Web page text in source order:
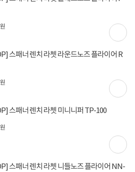
원
스패너 렌치 라쳇 라운드노즈 플라이어 R
원
스패너 렌치 라쳇 미니니퍼 TP-100
원
스패너 렌치 라쳇 니들노즈 플라이어 NN-
X 계좌이체] 20,000원 즉시할인
이상 결제 시)
X 농협카드] 5% 즉시할인 (800,000원 이
X 현대카드] 5% 즉시할인 (800,000원 이
혜택
포인트